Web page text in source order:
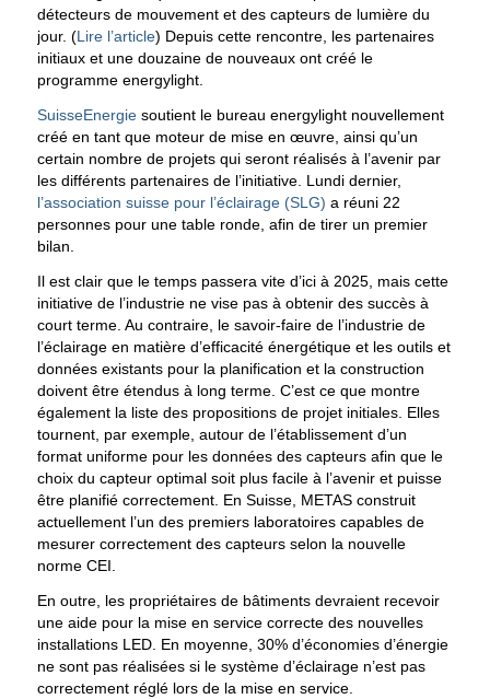
détecteurs de mouvement et des capteurs de lumière du
jour. (Lire l’article) Depuis cette rencontre, les partenaires
initiaux et une douzaine de nouveaux ont créé le
programme energylight.
SuisseEnergiesoutient le bureau energylight nouvellement
créé en tant que moteur de mise en œuvre, ainsi qu’un
certain nombre de projets qui seront réalisés à l’avenir par
les différents partenaires de l’initiative. Lundi dernier,
l’association suisse pour l’éclairage (SLG) a réuni 22
personnes pour une table ronde, afin de tirer un premier
bilan.
Il est clair que le temps passera vite d’ici à 2025, mais cette
initiative de l’industrie ne vise pas à obtenir des succès à
court terme. Au contraire, le savoir-faire de l’industrie de
l’éclairage en matière d’efficacité énergétique et les outils et
données existants pour la planification et la construction
doivent être étendus à long terme. C’est ce que montre
également la liste des propositions de projet initiales. Elles
tournent, par exemple, autour de l’établissement d’un
format uniforme pour les données des capteurs afin que le
choix du capteur optimal soit plus facile à l’avenir et puisse
être planifié correctement. En Suisse, METAS construit
actuellement l’un des premiers laboratoires capables de
mesurer correctement des capteurs selon la nouvelle
norme CEI.
En outre, les propriétaires de bâtiments devraient recevoir
une aide pour la mise en service correcte des nouvelles
installations LED. En moyenne, 30% d’économies d’énergie
ne sont pas réalisées si le système d’éclairage n’est pas
correctement réglé lors de la mise en service.